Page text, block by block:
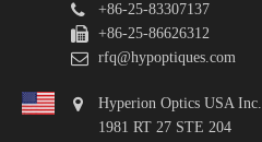
+86-25-83307137
+86-25-86626312
rfq@hypoptiques.com
Hyperion Optics USA Inc.
1981 RT 27 STE 204